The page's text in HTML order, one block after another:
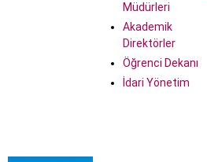
Müdürleri
Akademik
Direktörler
Öğrenci Dekanı
İdari Yönetim